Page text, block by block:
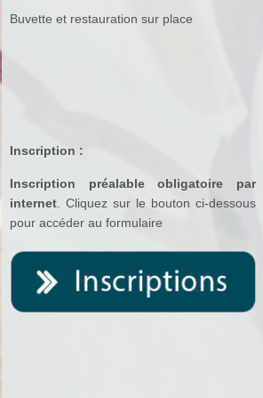
Buvette et restauration sur place
Inscription :
Inscription préalable obligatoire par
internet. Cliquez sur le bouton ci-dessous
pour accéder au formulaire